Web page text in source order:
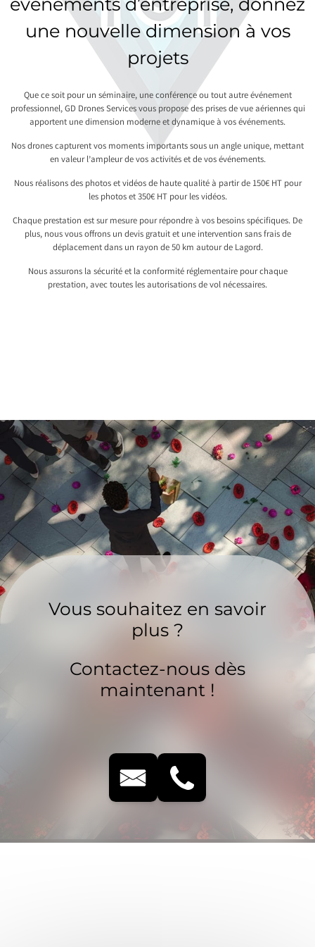
une nouvelle dimension à vos
projets
Que ce soit pour un séminaire, une conférence ou tout autre événement
professionnel, GD Drones Services vous propose des prises de vue aériennes qui
apportent une dimension moderne et dynamique à vos événements.
Nos drones capturent vos moments importants sous un angle unique, mettant
en valeur l’ampleur de vos activités et de vos événements.
Nous réalisons des photos et vidéos de haute qualité à partir de 150€ HT pour
les photos et 350€ HT pour les vidéos.
Chaque prestation est sur mesure pour répondre à vos besoins spécifiques. De
plus, nous vous offrons un devis gratuit et une intervention sans frais de
déplacement dans un rayon de 50 km autour de Lagord.
Nous assurons la sécurité et la conformité réglementaire pour chaque
prestation, avec toutes les autorisations de vol nécessaires.
Vous souhaitez en savoir
plus ?
Contactez-nous dès
maintenant !